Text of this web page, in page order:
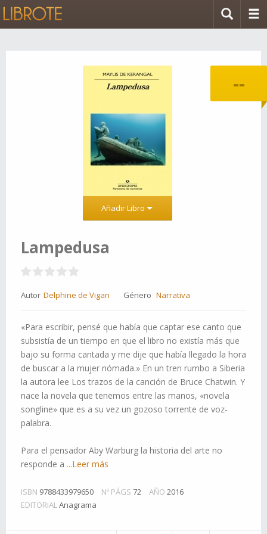
--
Añadir Libro
Lampedusa
Autor Delphine de Vigan Género Narrativa
«Para escribir, pensé que había que captar ese canto que
subsistía de un tiempo en que el libro no existía más que
bajo su forma cantada y me dije que había llegado la hora
de buscar a la mujer nómada.» En un tren rumbo a Siberia
la autora lee Los trazos de la canción de Bruce Chatwin. Y
nace la novela que tenemos entre las manos, «novela
songline» que es a su vez un gozoso torrente de voz-
palabra.
Para el pensador Aby Warburg la historia del arte no
responde a ...Leer más
ISBN 9788433979650 Nº PÁGS 72 AÑO 2016
EDITORIALAnagrama